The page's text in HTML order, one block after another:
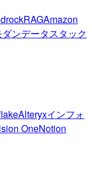
RAGAmazon
ダンデータスタック
Alteryxインフォ
OneNotion